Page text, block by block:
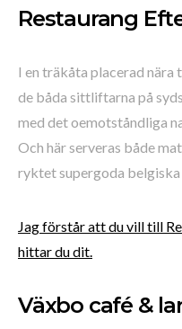
Restaurang
I en träkåta placerad nära
de båda sittliftarna på
med det oemotståndliga
Och här serveras både
ryktet supergoda
Jag förstår att du vill till
hittar du dit.
Växbo café &